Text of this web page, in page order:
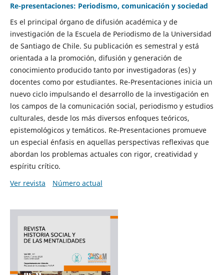
Re-presentaciones: Periodismo, comunicación y sociedad
Es el principal órgano de difusión académica y de
investigación de la Escuela de Periodismo de la Universidad
de Santiago de Chile. Su publicación es semestral y está
orientada a la promoción, difusión y generación de
conocimiento producido tanto por investigadoras (es) y
docentes como por estudiantes. Re-Presentaciones inicia un
nuevo ciclo impulsando el desarrollo de la investigación en
los campos de la comunicación social, periodismo y estudios
culturales, desde los más diversos enfoques teóricos,
epistemológicos y temáticos. Re-Presentaciones promueve
un especial énfasis en aquellas perspectivas reflexivas que
abordan los problemas actuales con rigor, creatividad y
espíritu crítico.
Ver revista
Número actual